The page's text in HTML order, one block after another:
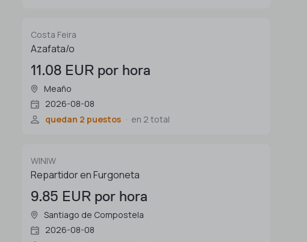
Costa Feira
Azafata/o
11.08 EUR por hora
Meaño
2026-08-08
quedan 2 puestos
en 2 total
WINIW
Repartidor en Furgoneta
9.85 EUR por hora
Santiago de Compostela
2026-08-08